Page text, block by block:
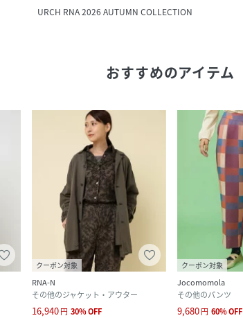
URCH RNA 2026 AUTUMN COLLECTION
おすすめのアイテム
クーポン対象
RNA-N
その他のジャケット・アウター
16,940円 30%OFF
クーポン対象
Jocomomola
その他のパンツ
9,680円 60%OFF